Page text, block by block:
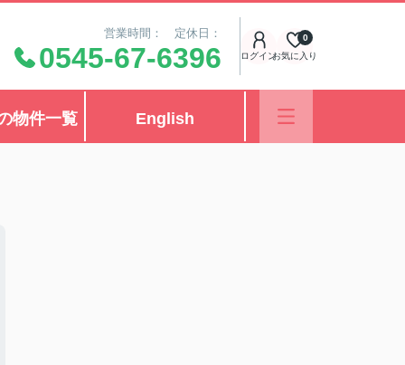
営業時間： 定休日：
0545-67-6396 ログインお気に入り
0
物件一覧 English